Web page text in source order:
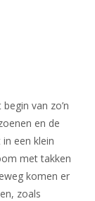
van zo’n
en de
een klein
met takken
komen er
zoals